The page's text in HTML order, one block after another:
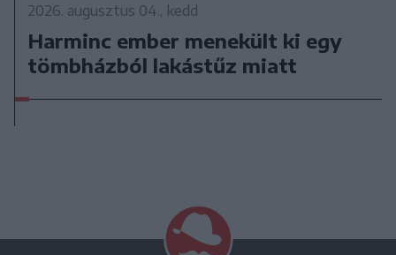
2026. augusztus 04., kedd
Harminc ember menekült ki egy
tömbházból lakástűz miatt